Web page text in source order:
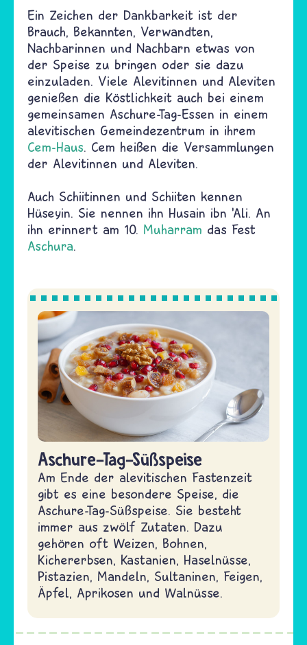
Ein Zeichen der Dankbarkeit ist der
Brauch, Bekannten, Verwandten,
Nachbarinnen und Nachbarn etwas von
der Speise zu bringen oder sie dazu
einzuladen. Viele Alevitinnen und Aleviten
genießen die Köstlichkeit auch bei einem
gemeinsamen Aschure-Tag-Essen in einem
alevitischen Gemeindezentrum in ihrem
Cem-Haus. Cem heißen die Versammlungen
der Alevitinnen und Aleviten.
Auch Schiitinnen und Schiiten kennen
Hüseyin. Sie nennen ihn Husain ibn ’Ali. An
ihn erinnert am 10. Muharram das Fest
Aschura.
Aschure-Tag-Süßspeise
Am Ende der alevitischen Fastenzeit
gibt es eine besondere Speise, die
Aschure-Tag-Süßspeise. Sie besteht
immer aus zwölf Zutaten. Dazu
gehören oft Weizen, Bohnen,
Kichererbsen, Kastanien, Haselnüsse,
Pistazien, Mandeln, Sultaninen, Feigen,
Äpfel, Aprikosen und Walnüsse.